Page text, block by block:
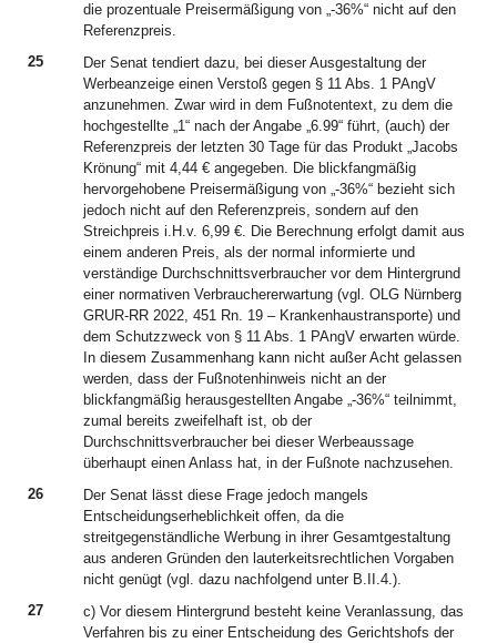
die prozentuale Preisermäßigung von „-36%“ nicht auf den
Referenzpreis.
25
Der Senat tendiert dazu, bei dieser Ausgestaltung der
Werbeanzeige einen Verstoß gegen § 11 Abs. 1 PAngV
anzunehmen. Zwar wird in dem Fußnotentext, zu dem die
hochgestellte „1“ nach der Angabe „6.99“ führt, (auch) der
Referenzpreis der letzten 30 Tage für das Produkt „Jacobs
Krönung“ mit 4,44 € angegeben. Die blickfangmäßig
hervorgehobene Preisermäßigung von „-36%“ bezieht sich
jedoch nicht auf den Referenzpreis, sondern auf den
Streichpreis i.H.v. 6,99 €. Die Berechnung erfolgt damit aus
einem anderen Preis, als der normal informierte und
verständige Durchschnittsverbraucher vor dem Hintergrund
einer normativen Verbrauchererwartung (vgl. OLG Nürnberg
GRUR-RR 2022, 451 Rn. 19 – Krankenhaustransporte) und
dem Schutzzweck von § 11 Abs. 1 PAngV erwarten würde.
In diesem Zusammenhang kann nicht außer Acht gelassen
werden, dass der Fußnotenhinweis nicht an der
blickfangmäßig herausgestellten Angabe „-36%“ teilnimmt,
zumal bereits zweifelhaft ist, ob der
Durchschnittsverbraucher bei dieser Werbeaussage
überhaupt einen Anlass hat, in der Fußnote nachzusehen.
26
Der Senat lässt diese Frage jedoch mangels
Entscheidungserheblichkeit offen, da die
streitgegenständliche Werbung in ihrer Gesamtgestaltung
aus anderen Gründen den lauterkeitsrechtlichen Vorgaben
nicht genügt (vgl. dazu nachfolgend unter B.II.4.).
27
c) Vor diesem Hintergrund besteht keine Veranlassung, das
Verfahren bis zu einer Entscheidung des Gerichtshofs der